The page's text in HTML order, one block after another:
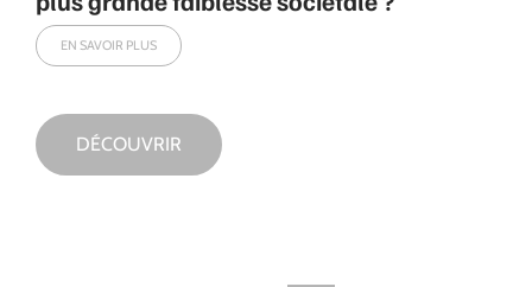
EN SAVOIR PLUS
DÉCOUVRIR